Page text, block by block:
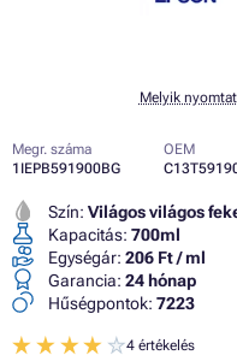
Melyik
Megr. száma
1IEPB591900BG
OEM
Szín: Világos világos
Kapacitás: 700ml
Egységár: 206 Ft / ml
Garancia: 24 hónap
Hűségpontok: 7223
4 értékelés